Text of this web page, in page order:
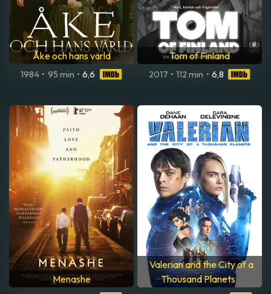
Åke och hans värld
1984 • 95 min • 6,6
Tom of Finland
2017 • 112 min • 6,8
Menashe
Valerian and the City of a
Thousand Planets